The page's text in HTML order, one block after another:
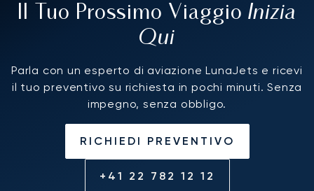
Il Tuo Prossimo Viaggio Inizia
Qui
Parla con un esperto di aviazione LunaJets e ricevi
il tuo preventivo su richiesta in pochi minuti. Senza
impegno, senza obbligo.
RICHIEDI PREVENTIVO
+41 22 782 12 12